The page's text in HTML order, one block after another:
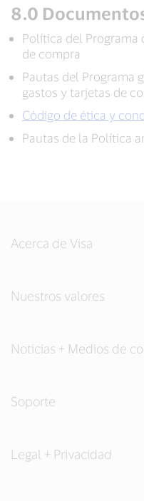
8.0
Política del Programa
de compra
Pautas del Programa
gastos y tarjetas de
Código de ética y
Pautas de la Política
Acerca de Visa
Nuestros valores
Noticias + Medios de
Soporte
Legal + Privacidad